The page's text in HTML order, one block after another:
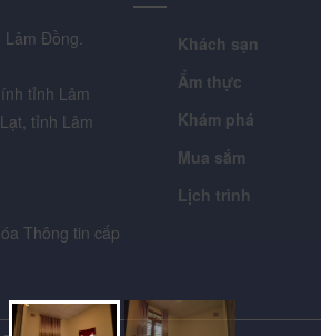
Lâm Đồng.
tỉnh Lâm
tỉnh Lâm
Thông tin cấp
Khách sạn
Ẩm thực
Khám phá
Mua sắm
Lịch trình